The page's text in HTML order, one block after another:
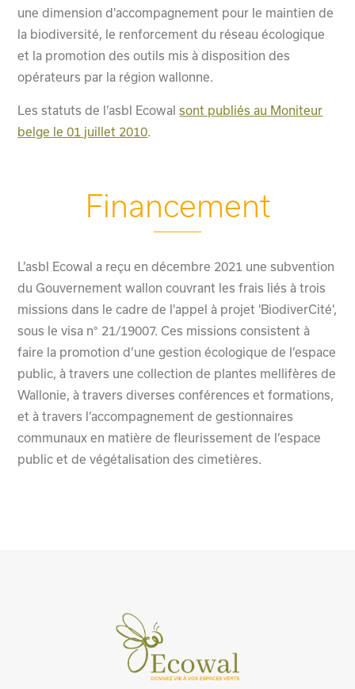
une dimension d'accompagnement pour le maintien de
la biodiversité, le renforcement du réseau écologique
et la promotion des outils mis à disposition des
opérateurs par la région wallonne.
Les statuts de l’asbl Ecowalsont publiés au Moniteur
belge le 01 juillet 2010.
Financement
L’asbl Ecowal a reçu en décembre 2021 une subvention
du Gouvernement wallon couvrant les frais liés à trois
missions dans le cadre de l'appel à projet 'BiodiverCité',
sous le visa n° 21/19007. Ces missions consistent à
faire la promotion d’une gestion écologique de l’espace
public, à travers une collection de plantes mellifères de
Wallonie, à travers diverses conférences et formations,
et à travers l’accompagnement de gestionnaires
communaux en matière de fleurissement de l’espace
public et de végétalisation des cimetières.